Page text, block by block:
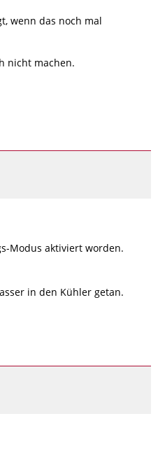
wenn das noch mal
nicht machen.
Modus aktiviert worden.
in den Kühler getan.